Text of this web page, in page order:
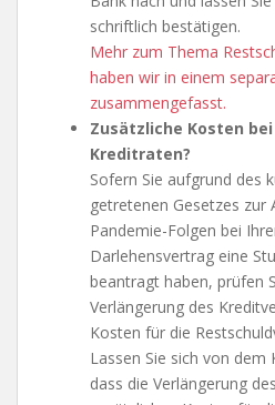
schriftlich bestätigen.
Mehr zum Thema
haben wir in einem
zusammengefasst.
Zusätzliche Kosten
Kreditraten?
Sofern Sie aufgrund des
getretenen Gesetzes zur
Pandemie-Folgen bei
Darlehensvertrag eine
beantragt haben, prüfen
Verlängerung des
Kosten für die
Lassen Sie sich von
dass die Verlängerung